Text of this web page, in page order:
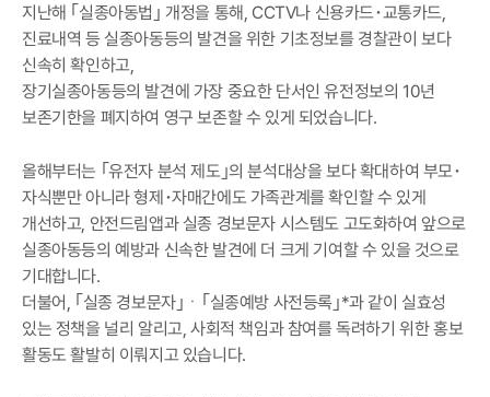
지난해 ｢실종아동법｣ 개정을 통해, CCTV나 신용카드･교통카드,
진료내역 등 실종아동등의 발견을 위한 기초정보를 경찰관이 보다
신속히 확인하고,
장기실종아동등의 발견에 가장 중요한 단서인 유전정보의 10년
보존기한을 폐지하여 영구 보존할 수 있게 되었습니다.
올해부터는 ｢유전자 분석 제도｣의 분석대상을 보다 확대하여 부모･
자식뿐만 아니라 형제･자매간에도 가족관계를 확인할 수 있게
개선하고, 안전드림앱과 실종 경보문자 시스템도 고도화하여 앞으로
실종아동등의 예방과 신속한 발견에 더 크게 기여할 수 있을 것으로
기대합니다.
더불어, ｢실종 경보문자｣ㆍ｢실종예방 사전등록｣*과 같이 실효성
있는 정책을 널리 알리고, 사회적 책임과 참여를 독려하기 위한 홍보
활동도 활발히 이뤄지고 있습니다.